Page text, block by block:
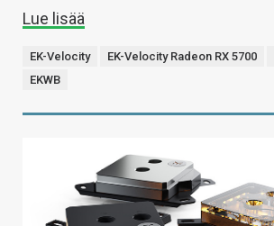
Lue lisää
EK-Velocity EK-Velocity Radeon RX 5700
EKWB